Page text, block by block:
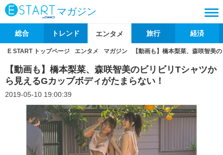
マガジン
総合 トレンド エンタメ 旅行 経済
E START トップページ エンタメ マガジン 【動画も】橋本梨菜、森咲智美
【動画も】橋本梨菜、森咲智美のビリビリTシャツか
ら見えるGカップボディがたまらない！
2019-05-10 19:00:39